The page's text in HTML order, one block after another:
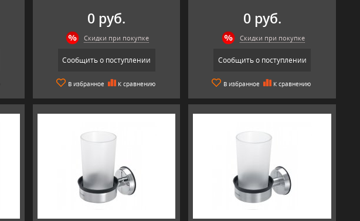
0 руб.
Скидки при покупке
Сообщить о поступлении
В избранное К сравнению
0 руб.
Скидки при покупке
Сообщить о поступлении
В избранное К сравнению